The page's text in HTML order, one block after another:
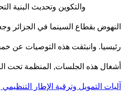
والتكوين وتحديث البنية
النهوض بقطاع السينما في الجزائر
رئيسيا. وانبثقت هذه التوصيات
أشغال هذه الجلسات, المنظمة تحت
آليات التمويل وترقية الإطار